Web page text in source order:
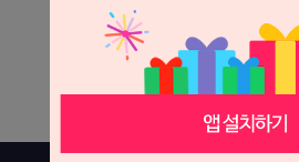
상세 정보를 확대해